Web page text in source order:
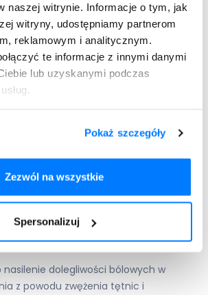
naszej witrynie. Informacje o tym, jak
witryny, udostępniamy partnerom
reklamowym i analitycznym.
te informacje z innymi danymi
lub uzyskanymi podczas
Pokaż szczegóły
Zezwól na wszystkie
Spersonalizuj
;
lub skrócenie oddechu (skurcz
dolegliwości bólowych w
z powodu zwężenia tętnic i